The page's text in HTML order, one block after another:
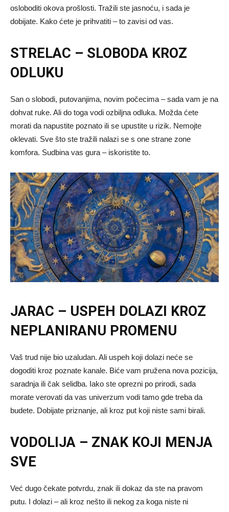
osloboditi okova prošlosti. Tražili ste jasnoću, i sada je
dobijate. Kako ćete je prihvatiti – to zavisi od vas.
STRELAC – SLOBODA KROZ
ODLUKU
San o slobodi, putovanjima, novim počecima – sada vam je na
dohvat ruke. Ali do toga vodi ozbiljna odluka. Možda ćete
morati da napustite poznato ili se upustite u rizik. Nemojte
oklevati. Sve što ste tražili nalazi se s one strane zone
komfora. Sudbina vas gura – iskoristite to.
JARAC – USPEH DOLAZI KROZ
NEPLANIRANU PROMENU
Vaš trud nije bio uzaludan. Ali uspeh koji dolazi neće se
dogoditi kroz poznate kanale. Biće vam pružena nova pozicija,
saradnja ili čak selidba. Iako ste oprezni po prirodi, sada
morate verovati da vas univerzum vodi tamo gde treba da
budete. Dobijate priznanje, ali kroz put koji niste sami birali.
VODOLIJA – ZNAK KOJI MENJA
SVE
Već dugo čekate potvrdu, znak ili dokaz da ste na pravom
putu. I dolazi – ali kroz nešto ili nekog za koga niste ni